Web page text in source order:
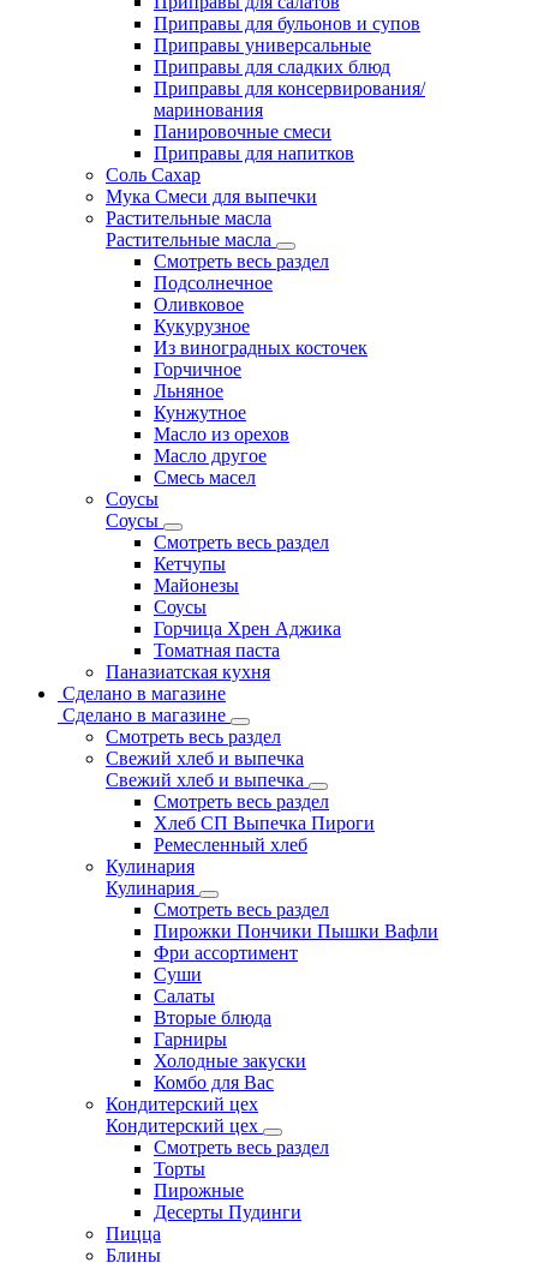
Приправы для бульонов и супов
Приправы универсальные
Приправы для сладких блюд
Приправы для консервирования/
маринования
Панировочные смеси
Приправы для напитков
Соль Сахар
Мука Смеси для выпечки
Растительные масла
Растительные масла
Смотреть весь раздел
Подсолнечное
Оливковое
Кукурузное
Из виноградных косточек
Горчичное
Льняное
Кунжутное
Масло из орехов
Масло другое
Смесь масел
Соусы
Соусы
Смотреть весь раздел
Кетчупы
Майонезы
Соусы
Горчица Хрен Аджика
Томатная паста
Паназиатская кухня
Сделано в магазине
Сделано в магазине
Смотреть весь раздел
Свежий хлеб и выпечка
Свежий хлеб и выпечка
Смотреть весь раздел
Хлеб СП Выпечка Пироги
Ремесленный хлеб
Кулинария
Кулинария
Смотреть весь раздел
Пирожки Пончики Пышки Вафли
Фри ассортимент
Суши
Салаты
Вторые блюда
Гарниры
Холодные закуски
Комбо для Вас
Кондитерский цех
Кондитерский цех
Смотреть весь раздел
Торты
Пирожные
Десерты Пудинги
Пицца
Блины